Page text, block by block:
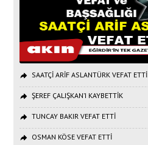
SAATÇİ ARİF ASLANTÜRK VEFAT ETTİ
ŞEREF ÇALIŞKAN’I KAYBETTİK
TUNCAY BAKIR VEFAT ETTİ
OSMAN KÖSE VEFAT ETTİ